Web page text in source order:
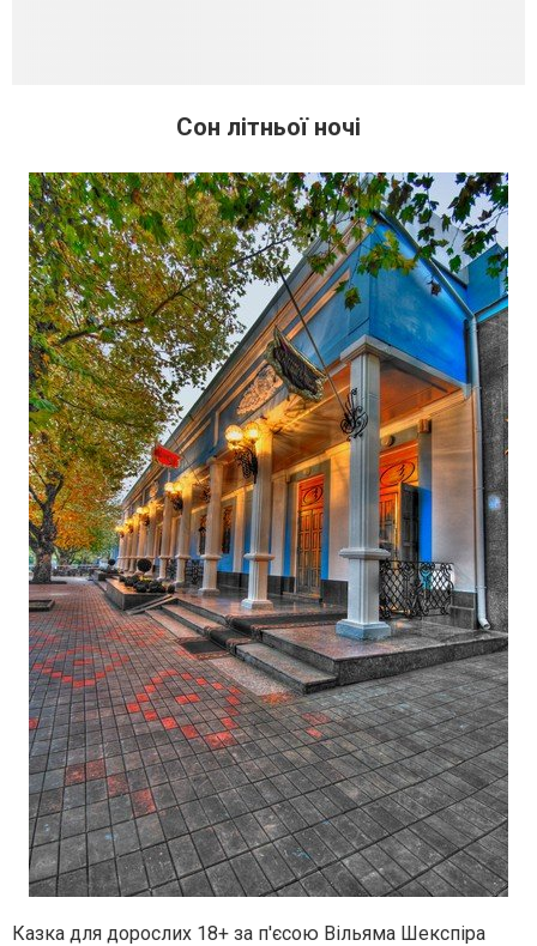
Сон літньої ночі
Казка для дорослих 18+ за п'єсою Вільяма Шекспіра